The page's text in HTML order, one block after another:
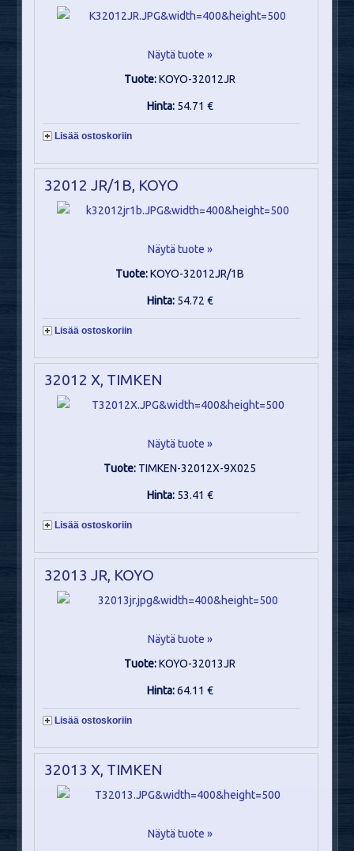
Näytä tuote »
Tuote:KOYO-32012JR
Hinta: 54.71 €
Lisää ostoskoriin
32012 JR/1B, KOYO
Näytä tuote »
Tuote:KOYO-32012JR/1B
Hinta: 54.72 €
Lisää ostoskoriin
32012 X, TIMKEN
Näytä tuote »
Tuote: TIMKEN-32012X-9X025
Hinta: 53.41 €
Lisää ostoskoriin
32013 JR, KOYO
Näytä tuote »
Tuote:KOYO-32013JR
Hinta:64.11 €
Lisää ostoskoriin
32013 X, TIMKEN
Näytä tuote »